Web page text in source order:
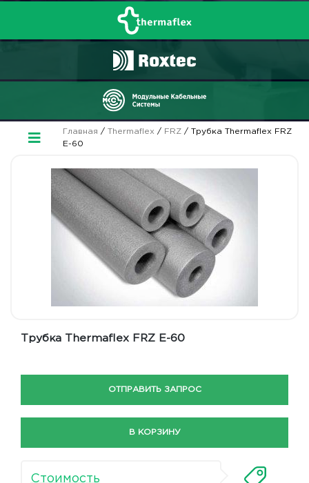
Главная / Thermaflex / FRZ/ Трубка Thermaflex FRZ
Е-60
Трубка Thermaflex FRZ Е-60
ОТПРАВИТЬ ЗАПРОС
В КОРЗИНУ
Стоимость